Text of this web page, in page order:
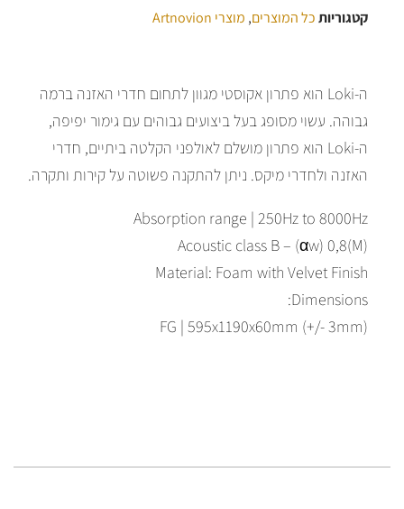
קטגוריותכל המוצרים, מוצרי Artnovion
ה-Loki הוא פתרון אקוסטי מגוון לתחום חדרי האזנה ברמה
גבוהה. עשוי מסופג בעל ביצועים גבוהים עם גימור יפיפה,
ה-Loki הוא פתרון מושלם לאולפני הקלטה ביתיים, חדרי
האזנה ולחדרי מיקס. ניתן להתקנה פשוטה על קירות ותקרה.
Absorption range | 250Hz to 8000Hz
Acoustic class B – (αw) 0,8(M)
Material: Foam with Velvet Finish
Dimensions:
FG | 595x1190x60mm (+/- 3mm)